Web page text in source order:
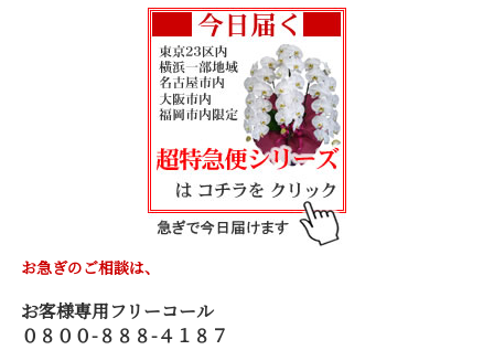
お急ぎのご相談は、
お客様専用フリーコール
０８００-８８８-４１８７